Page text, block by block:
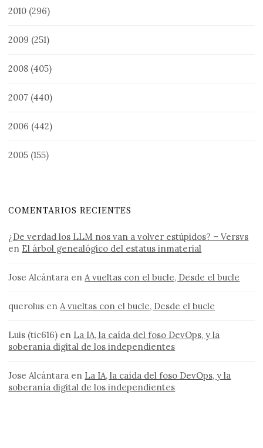
2010 (296)
2009 (251)
2008 (405)
2007 (440)
2006 (442)
2005 (155)
COMENTARIOS RECIENTES
¿De verdad los LLM nos van a volver estúpidos? – Versvs
en El árbol genealógico del estatus inmaterial
Jose Alcántara en A vueltas con el bucle, Desde el bucle
querolus en A vueltas con el bucle, Desde el bucle
Luis (tic616) en La IA, la caída del foso DevOps, y la
soberanía digital de los independientes
Jose Alcántara en La IA, la caída del foso DevOps, y la
soberanía digital de los independientes